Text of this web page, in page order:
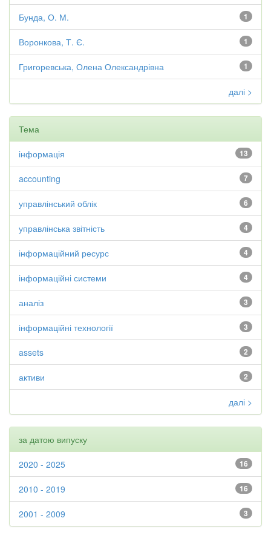
1
Бунда, О. М.
1
Воронкова, Т. Є.
1
Григоревська, Олена Олександрівна
далі >
Тема
13
інформація
7
accounting
6
управлінський облік
4
управлінська звітність
4
інформаційний ресурс
4
інформаційні системи
3
аналіз
3
інформаційні технології
2
assets
2
активи
далі >
за датою випуску
16
2020 - 2025
16
2010 - 2019
3
2001 - 2009